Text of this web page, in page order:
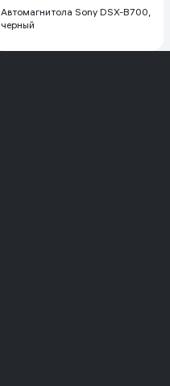
Автомагнитола Sony DSX-B700,
черный